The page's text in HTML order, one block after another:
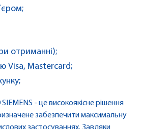
отриманні);
Visa, Mastercard;
- це високоякісне рішення
забезпечити максимальну